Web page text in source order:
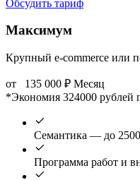
Обсудить тариф
Максимум
Крупный e-commerce или
от 135 000 ₽ Месяц
*Экономия 324000 рублей
Семантика — до 2500
Программа работ и